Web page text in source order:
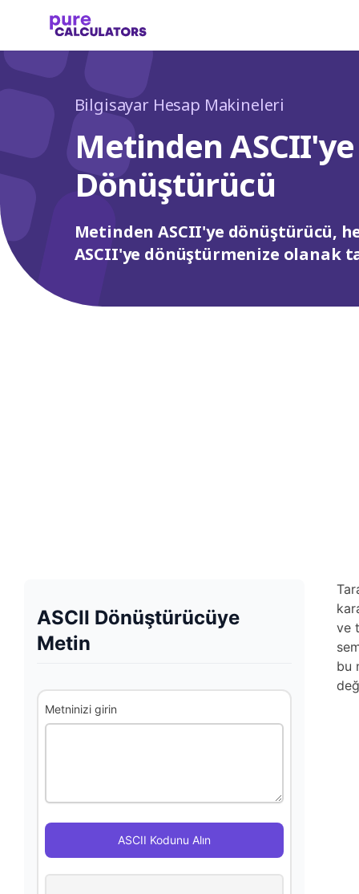
Bilgisayar Hesap Makineleri
Metinden ASCII'ye
Dönüştürücü
Metinden ASCII'ye dönüştürücü,
ASCII'ye dönüştürmenize olanak
ASCII Dönüştürücüye
Metin
Metninizi girin
ASCII Kodunu Alın
ve
bu